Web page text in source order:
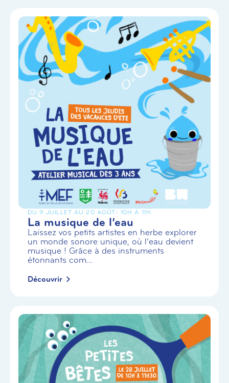
DU 9 JUILLET AU 20 AOÛT- 10H À 11H
La musique de l’eau
Laissez vos petits artistes en herbe explorer
un monde sonore unique, où l’eau devient
musique ! Grâce à des instruments
étonnants com...
Découvrir